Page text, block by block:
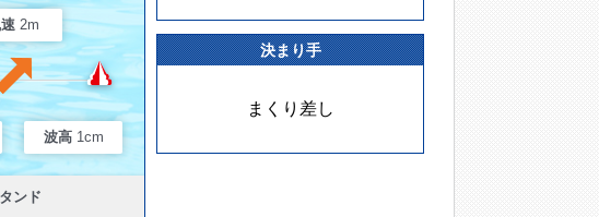
2m
波高 1cm
ンド
決まり手
まくり差し